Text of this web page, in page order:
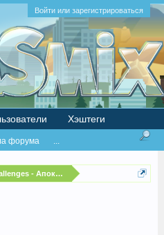
Войти или зарегистрироваться
- Апокалипсис
форума ...
Хэштеги